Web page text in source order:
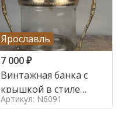
Ярославль
7 000₽
Винтажная банка с
крышкой в стиле
Италия,
Артикул: N6091